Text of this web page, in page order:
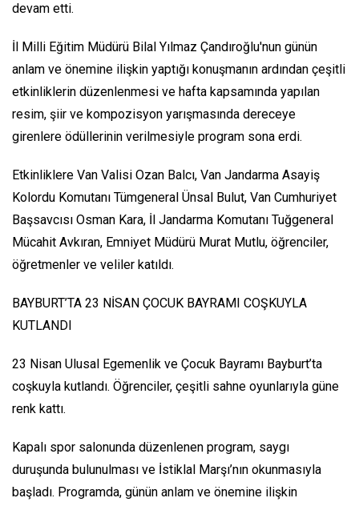
devam etti.
İl Milli Eğitim Müdürü Bilal Yılmaz Çandıroğlu'nun günün
anlam ve önemine ilişkin yaptığı konuşmanın ardından çeşitli
etkinliklerin düzenlenmesi ve hafta kapsamında yapılan
resim, şiir ve kompozisyon yarışmasında dereceye
girenlere ödüllerinin verilmesiyle program sona erdi.
Etkinliklere Van Valisi Ozan Balcı, Van Jandarma Asayiş
Kolordu Komutanı Tümgeneral Ünsal Bulut, Van Cumhuriyet
Başsavcısı Osman Kara, İl Jandarma Komutanı Tuğgeneral
Mücahit Avkıran, Emniyet Müdürü Murat Mutlu, öğrenciler,
öğretmenler ve veliler katıldı.
BAYBURT’TA 23 NİSAN ÇOCUK BAYRAMI COŞKUYLA
KUTLANDI
23 Nisan Ulusal Egemenlik ve Çocuk Bayramı Bayburt’ta
coşkuyla kutlandı. Öğrenciler, çeşitli sahne oyunlarıyla güne
renk kattı.
Kapalı spor salonunda düzenlenen program, saygı
duruşunda bulunulması ve İstiklal Marşı’nın okunmasıyla
başladı. Programda, günün anlam ve önemine ilişkin